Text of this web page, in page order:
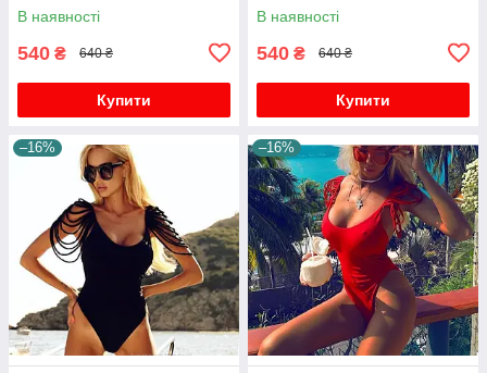
боді пляжний одяг плавання
В наявності
540 ₴ 640 ₴
Купити
В наявності
540 ₴ 640 ₴
Купити
–16% –16%